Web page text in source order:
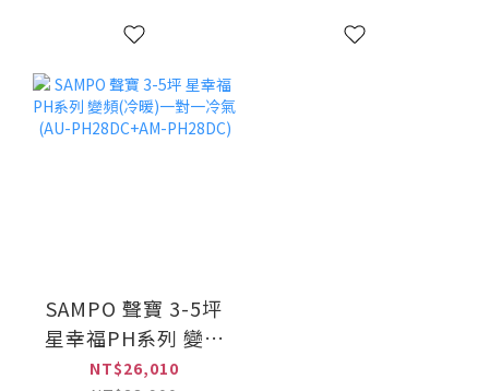
SAMPO 聲寶 3-5坪
星幸福PH系列 變頻
(冷暖)一對一冷氣
NT$26,010